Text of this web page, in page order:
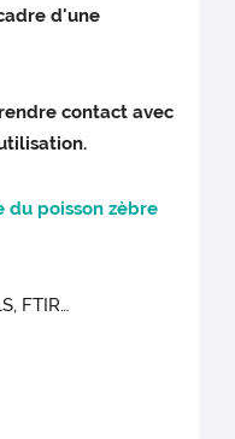
d'une
contact avec
poisson zèbre
FTIR…